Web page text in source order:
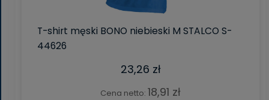
T-shirt męski BONO niebieski M STALCO S-
44626
23,26 zł
Cena netto: 18,91 zł